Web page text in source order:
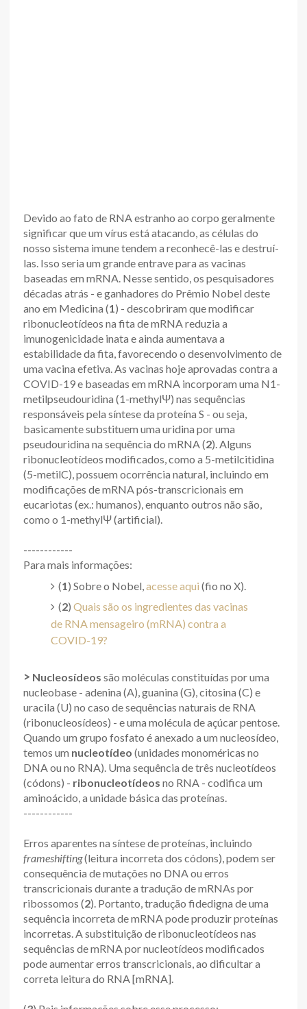
Devido ao fato de RNA estranho ao corpo geralmente
significar que um vírus está atacando, as células do
nosso sistema imune tendem a reconhecê-las e destruí-
las. Isso seria um grande entrave para as vacinas
baseadas em mRNA. Nesse sentido, os pesquisadores
décadas atrás - e ganhadores do Prêmio Nobel deste
ano em Medicina (1) - descobriram que modificar
ribonucleotídeos na fita de mRNA reduzia a
imunogenicidade inata e ainda aumentava a
estabilidade da fita, favorecendo o desenvolvimento de
uma vacina efetiva. As vacinas hoje aprovadas contra a
COVID-19 e baseadas em mRNA incorporam uma N1-
metilpseudouridina (1-methylΨ) nas sequências
responsáveis pela síntese da proteína S - ou seja,
basicamente substituem uma uridina por uma
pseudouridina na sequência do mRNA (2). Alguns
ribonucleotídeos modificados, como a 5-metilcitidina
(5-metilC), possuem ocorrência natural, incluindo em
modificações de mRNA pós-transcricionais em
eucariotas (ex.: humanos), enquanto outros não são,
como o 1-methylΨ (artificial).
------------
Para mais informações:
(1) Sobre o Nobel,acesse aqui (fio no X).
(2) Quais são os ingredientes das vacinas
de RNA mensageiro (mRNA) contra a
COVID-19?
> Nucleosídeos são moléculas constituídas por uma
nucleobase - adenina (A), guanina (G), citosina (C) e
uracila (U) no caso de sequências naturais de RNA
(ribonucleosídeos) - e uma molécula de açúcar pentose.
Quando um grupo fosfato é anexado a um nucleosídeo,
temos um nucleotídeo (unidades monoméricas no
DNA ou no RNA). Uma sequência de três nucleotídeos
(códons) - ribonucleotídeos no RNA - codifica um
aminoácido, a unidade básica das proteínas.
------------
Erros aparentes na síntese de proteínas, incluindo
frameshifting(leitura incorreta dos códons), podem ser
consequência de mutações no DNA ou erros
transcricionais durante a tradução de mRNAs por
ribossomos (2). Portanto, tradução fidedigna de uma
sequência incorreta de mRNA pode produzir proteínas
incorretas. A substituição de ribonucleotídeos nas
sequências de mRNA por nucleotídeos modificados
pode aumentar erros transcricionais, ao dificultar a
correta leitura do RNA [mRNA].